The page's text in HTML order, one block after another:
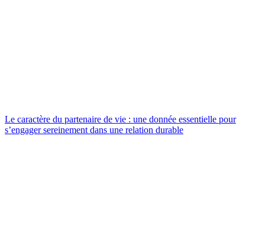
Le caractère du partenaire de vie : une donnée essentielle pour
s’engager sereinement dans une relation durable